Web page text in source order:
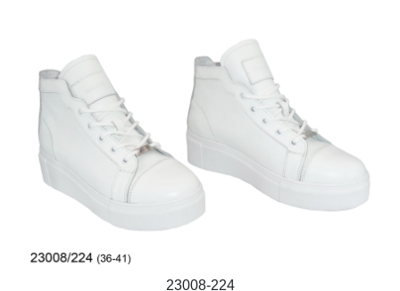
23008-224